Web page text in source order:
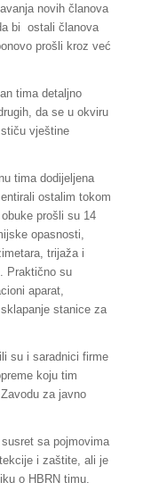
novih članova
bi ostali članova
prošli kroz već
tima detaljno
da se u okviru
vještine
tima dodijeljena
ostalim tokom
prošli su 14
opasnosti,
trijaža i
Praktično su
aparat,
stanice za
su i saradnici firme
koju tim
za javno
sa pojmovima
i zaštite, ali je
o HBRN timu.